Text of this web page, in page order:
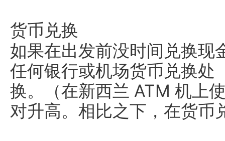
货币兑换
如果在出发前没时间兑换现
任何银行或机场货币兑换处
换。（在新西兰 ATM 机上
对升高。相比之下，在货币